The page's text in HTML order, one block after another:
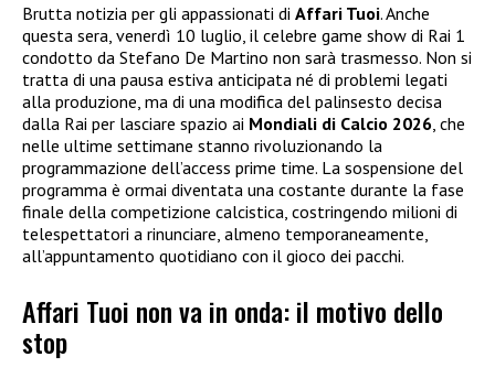
Brutta notizia per gli appassionati di Affari Tuoi. Anche
questa sera, venerdì 10 luglio, il celebre game show di Rai 1
condotto da Stefano De Martino non sarà trasmesso. Non si
tratta di una pausa estiva anticipata né di problemi legati
alla produzione, ma di una modifica del palinsesto decisa
dalla Rai per lasciare spazio ai Mondiali di Calcio 2026 , che
nelle ultime settimane stanno rivoluzionando la
programmazione dell’access prime time. La sospensione del
programma è ormai diventata una costante durante la fase
finale della competizione calcistica, costringendo milioni di
telespettatori a rinunciare, almeno temporaneamente,
all’appuntamento quotidiano con il gioco dei pacchi.
Affari Tuoi non va in onda: il motivo dello
stop